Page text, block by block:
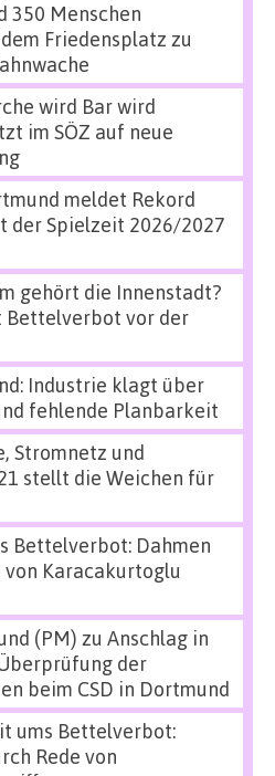
350 Menschen
Friedensplatz zu
wird Bar wird
im SÖZ auf neue
meldet Rekord
der Spielzeit 2026/2027
gehört die Innenstadt?
Bettelverbot vor der
Industrie klagt über
fehlende Planbarkeit
Stromnetz und
stellt die Weichen für
Bettelverbot: Dahmen
Karacakurtoglu
(PM) zu Anschlag in
der
beim CSD in Dortmund
ums Bettelverbot:
Rede von